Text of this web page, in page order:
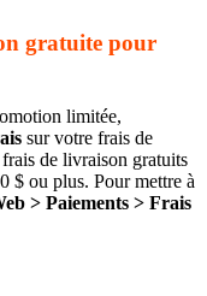
gratuite pour
limitée,
sur votre frais de
de livraison gratuits
$ ou plus. Pour mettre à
> Paiements > Frais